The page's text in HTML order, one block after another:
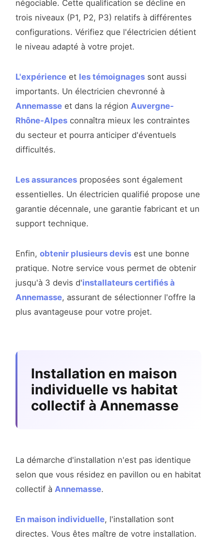
négociable. Cette qualification se décline en
trois niveaux (P1, P2, P3) relatifs à différentes
configurations. Vérifiez que l'électricien détient
le niveau adapté à votre projet.
L'expérience et les témoignages sont aussi
importants. Un électricien chevronné à
Annemasse et dans la région Auvergne-
Rhône-Alpes connaîtra mieux les contraintes
du secteur et pourra anticiper d'éventuels
difficultés.
Les assurances proposées sont également
essentielles. Un électricien qualifié propose une
garantie décennale, une garantie fabricant et un
support technique.
Enfin, obtenir plusieurs devis est une bonne
pratique. Notre service vous permet de obtenir
jusqu'à 3 devis d'installateurs certifiés à
Annemasse, assurant de sélectionner l'offre la
plus avantageuse pour votre projet.
Installation en maison
individuelle vs habitat
collectif à Annemasse
La démarche d'installation n'est pas identique
selon que vous résidez en pavillon ou en habitat
collectif à Annemasse.
En maison individuelle, l'installation sont
directes. Vous êtes maître de votre installation.